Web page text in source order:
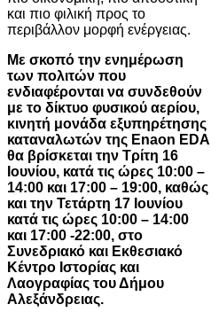
και πιο φιλική προς το
περιβάλλον μορφή ενέργειας.
Με σκοπό την ενημέρωση
των πολιτών που
ενδιαφέρονται να συνδεθούν
με το δίκτυο φυσικού αερίου,
κινητή μονάδα εξυπηρέτησης
καταναλωτών της Enaon EDA
θα βρίσκεται την Τρίτη 16
Ιουνίου, κατά τις ώρες 10:00 –
14:00 και 17:00 – 19:00, καθώς
και την Τετάρτη 17 Ιουνίου
κατά τις ώρες 10:00 – 14:00
και 17:00 -22:00, στο
Συνεδριακό και Εκθεσιακό
Κέντρο Ιστορίας και
Λαογραφίας του Δήμου
Αλεξάνδρειας.